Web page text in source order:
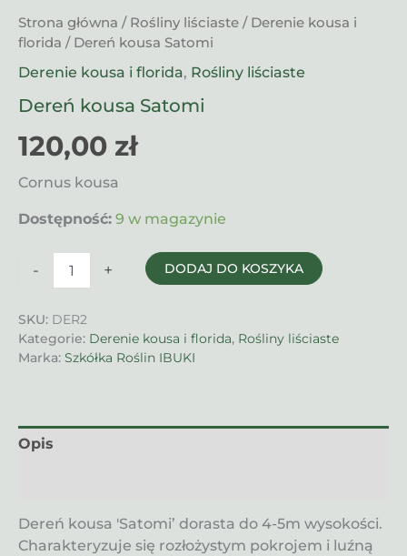
Strona główna / Rośliny liściaste / Derenie kousa i
florida / Dereń kousa Satomi
Derenie kousa i florida, Rośliny liściaste
Dereń kousa Satomi
120,00 zł
Cornus kousa
Dostępność: 9 w magazynie
-
Satomi
+ DODAJ DO KOSZYKA
SKU: DER2
Kategorie: Derenie kousa i florida, Rośliny liściaste
Marka: Szkółka Roślin IBUKI
Opis
Dereń kousa 'Satomi’ dorasta do 4-5m wysokości.
Charakteryzuje się rozłożystym pokrojem i luźną